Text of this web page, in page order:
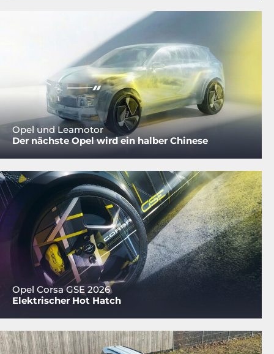
Opel und Leamotor
Der nächste Opel wird ein halber Chinese
Opel Corsa GSE 2026
Elektrischer Hot Hatch